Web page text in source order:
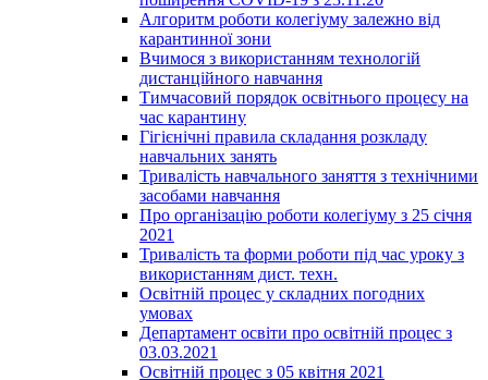
Алгоритм роботи колегіуму залежно від
карантинної зони
Вчимося з використанням технологій
дистанційного навчання
Тимчасовий порядок освітнього процесу на
час карантину
Гігієнічні правила складання розкладу
навчальних занять
Тривалість навчального заняття з технічними
засобами навчання
Про організацію роботи колегіуму з 25 січня
2021
Тривалість та форми роботи під час уроку з
використанням дист. техн.
Освітній процес у складних погодних
умовах
Департамент освіти про освітній процес з
03.03.2021
Освітній процес з 05 квітня 2021